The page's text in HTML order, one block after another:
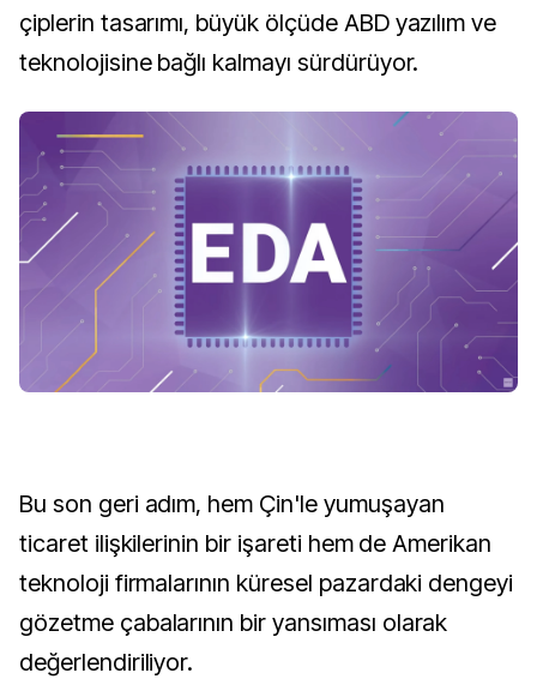
çiplerin tasarımı, büyük ölçüde ABD yazılım ve
teknolojisine bağlı kalmayı sürdürüyor.
Bu son geri adım, hem Çin'le yumuşayan
ticaret ilişkilerinin bir işareti hem de Amerikan
teknoloji firmalarının küresel pazardaki dengeyi
gözetme çabalarının bir yansıması olarak
değerlendiriliyor.